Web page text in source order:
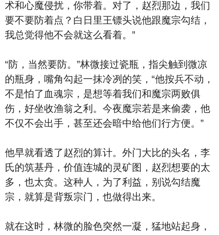
术和心魔侵扰，你带着。对了，赵烈那边，我们
要不要防着点？白日里王镖头说他跟魔宗勾结，
我总觉得他不会就这么看着。”
“防，当然要防。”林微接过瓷瓶，指尖触到微凉
的瓶身，嘴角勾起一抹冷冽的笑，“他按兵不动，
不是怕了血魂宗，是想等着我们和魔宗两败俱
伤，好坐收渔翁之利。今夜魔宗若是来偷袭，他
不仅不会出手，甚至还会暗中给他们行方便。”
他早就看透了赵烈的算计。外门大比的头名，李
氏的筑基丹，价值连城的灵矿图，赵烈想要的太
多，也太贪。这种人，为了利益，别说勾结魔
宗，就算是背叛宗门，也做得出来。
就在这时，林微的脸色突然一凝，猛地站起身，